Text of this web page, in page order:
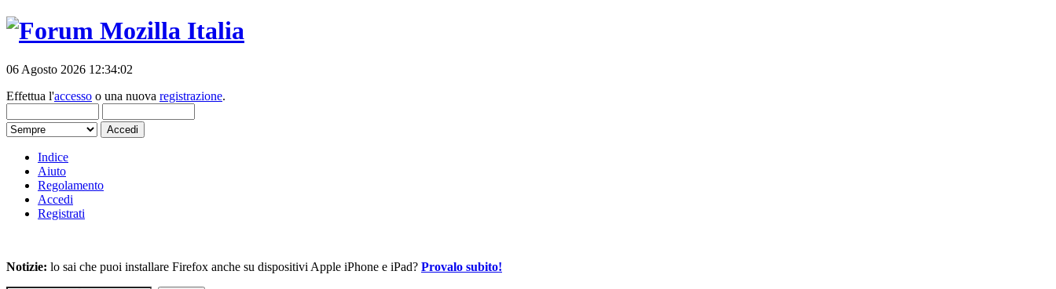
06 Agosto 2026 12:34:02
Effettua l'accesso o una nuova registrazione.
Indice
Aiuto
Regolamento
Accedi
Registrati
Notizie: lo sai che puoi installare Firefox anche su dispositivi Apple iPhone e iPad? Provalo subito!